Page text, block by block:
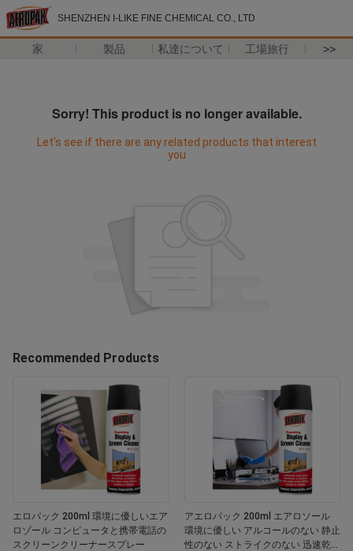
SHENZHEN I-LIKE FINE CHEMICAL CO., LTD
家 製品 私達について 工場旅行 >>
Sorry! This product is no longer available.
Let's see if there are any related products that interest
you
Recommended Products
エロパック 200ml 環境に優しいエア
ロゾール コンピュータと携帯電話の
スクリーンクリーナースプレー
アエロパック 200ml エアロソール
環境に優しい アルコールのない 静止
性のない ストライクのない 迅速乾燥